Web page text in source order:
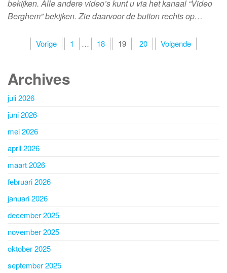
bekijken. Alle andere video’s kunt u via het kanaal “Video
Berghem” bekijken. Zie daarvoor de button rechts op…
Berichten
Vorige 1 … 18 19 20 Volgende
Archives
juli 2026
juni 2026
mei 2026
april 2026
maart 2026
februari 2026
januari 2026
december 2025
november 2025
oktober 2025
september 2025